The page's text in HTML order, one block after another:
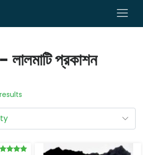
0
প্রকাশন